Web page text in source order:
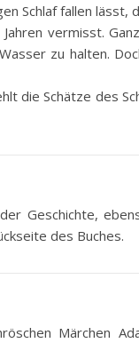
Schlaf fallen lässt,
vermisst.
zu halten.
die Schätze des
Geschichte,
des Buches.
Märchen